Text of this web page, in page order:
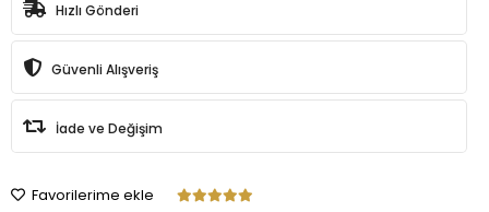
Hızlı Gönderi
Güvenli Alışveriş
İade ve Değişim
Favorilerime ekle